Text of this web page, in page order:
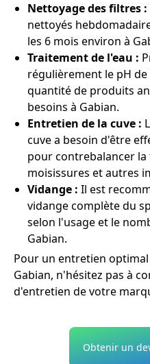
Nettoyage des filtres :
nettoyés
les 6 mois environ à
Traitement de l'eau :
régulièrement le pH
quantité de produits
besoins à Gabian.
Entretien de la cuve :
cuve a besoin d'être
pour contrebalancer
moisissures et autres
Vidange : Il est
vidange complète du
selon l'usage et le
Gabian.
Pour un entretien
Gabian, n'hésitez pas à
d'entretien de votre
Obtenir un